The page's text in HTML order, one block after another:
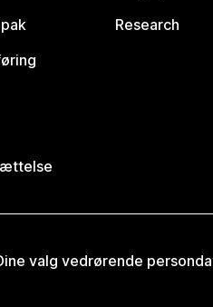
Research
valg vedrørende